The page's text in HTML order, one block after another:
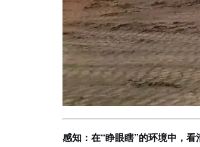
感知：在“睁眼瞎”的环境中，看